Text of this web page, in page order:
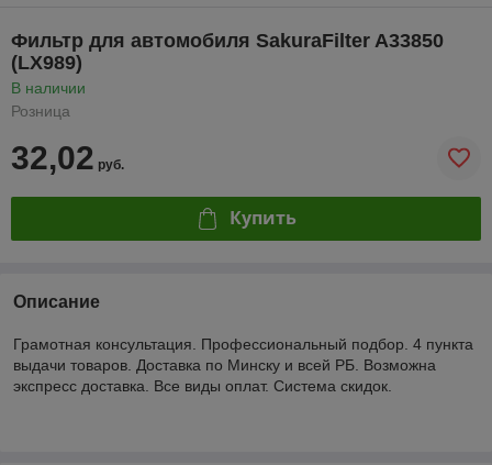
Фильтр для автомобиля SakuraFilter A33850
(LX989)
В наличии
Розница
32,02 руб.
Купить
Описание
Грамотная консультация. Профессиональный подбор. 4 пункта
выдачи товаров. Доставка по Минску и всей РБ. Возможна
экспресс доставка. Все виды оплат. Система скидок.